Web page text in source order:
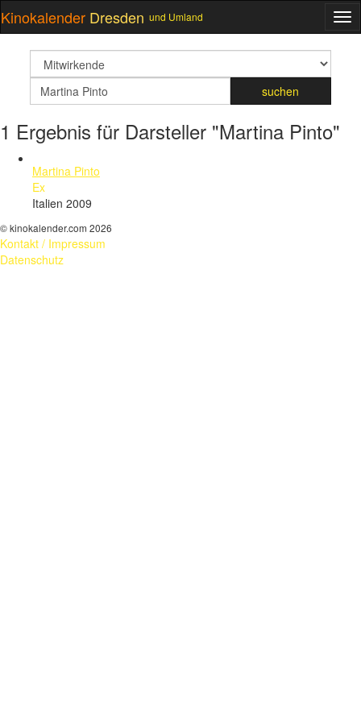
Kinokalender Dresden und Umland
suchfeld
Suchbegriff
suchen
1 Ergebnis für Darsteller "Martina Pinto"
Martina Pinto
Ex
Italien 2009
© kinokalender.com 2026
Kontakt / Impressum
Datenschutz